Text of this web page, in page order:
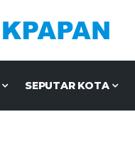
SEPUTAR KOTA